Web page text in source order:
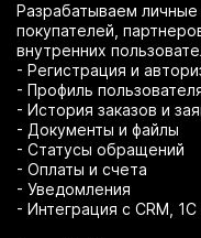
Разрабатываем личные
покупателей,
внутренних
- Регистрация и
- Профиль
- История заказов и
- Документы и файлы
- Статусы обращений
- Оплаты и счета
- Уведомления
- Интеграция с CRM,